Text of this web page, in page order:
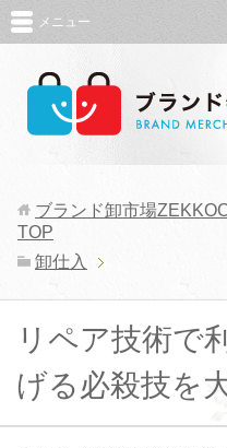
メニュー
ブランド卸市場
TOP
卸仕入
リペア技術で
げる必殺技を